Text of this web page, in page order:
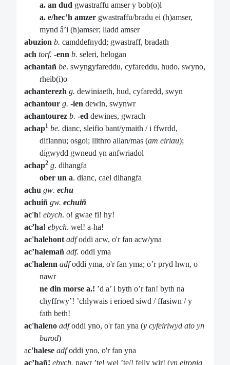
a. an dud gwastraffu amser y bob(o)l
a. e/hec’h amzer gwastraffu/bradu ei (h)amser,
mynd â’i (h)amser; lladd amser
abuzion b. camddefnydd; gwastraff, bradath
ach torf. -enn b. seleri, helogan
achantañ be. swyngyfareddu, cyfareddu, hudo, swyno,
rheib(i)o
achanterezh g. dewiniaeth, hud, cyfaredd, swyn
achantour g. -ien dewin, swynwr
achantourez b. -ed dewines, gwrach
achap1 be. dianc, sleifio bant/ymaith / i ffwrdd,
diflannu; osgoi; llithro allan/mas (am eiriau);
digwydd gwneud yn anfwriadol
achap2 g. dihangfa
ober un a. dianc, cael dihangfa
achu gw. echu
achuiñ gw. echuiñ
ac'h! ebych. o! gwae fi! hy!
ac’ha! ebych. wel! a-ha!
ac'halehont adfoddi acw, o'r fan acw/yna
ac’halemañ adf. oddi yma
ac'halenn adfoddi yma, o'r fan yma; o’r pryd hwn, o
nawr
ne din morse a.! ’d a’ i byth o’r fan! byth na
chyffrwy’! ’chlywais i erioed siwd / ffasiwn / y
fath beth!
ac'haleno adfoddi yno, o'r fan yna (y cyfeiriwyd ato yn
barod)
ac'halese adfoddi yno, o'r fan yna
ac’hañ! ebych. nawr ’te! wel ’te/! felly wir! (yn eironig